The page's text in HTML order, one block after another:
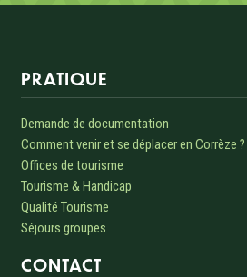
PRATIQUE
Demande de documentation
Comment venir et se déplacer en Corrèze ?
Offices de tourisme
Tourisme & Handicap
Qualité Tourisme
Séjours groupes
CONTACT